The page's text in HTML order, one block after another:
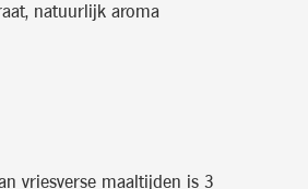
natuurlijk aroma
vriesverse maaltijden is 3